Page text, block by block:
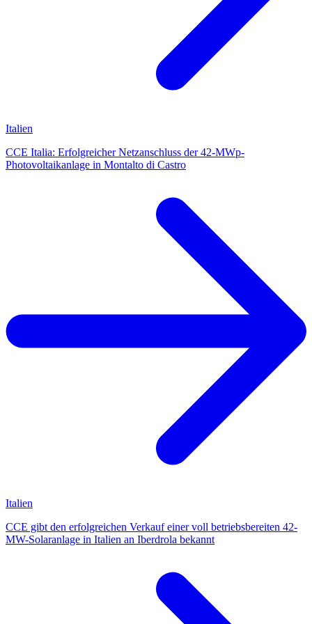
Italien
CCE Italia: Erfolgreicher Netzanschluss der 42-MWp-
Photovoltaikanlage in Montalto di Castro
Italien
CCE gibt den erfolgreichen Verkauf einer voll betriebsbereiten 42-
MW-Solaranlage in Italien an Iberdrola bekannt